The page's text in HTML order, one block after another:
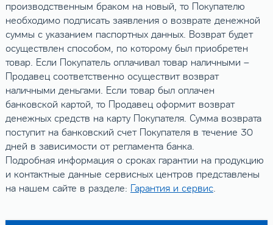
производственным браком на новый, то Покупателю
необходимо подписать заявления о возврате денежной
суммы с указанием паспортных данных. Возврат будет
осуществлен способом, по которому был приобретен
товар. Если Покупатель оплачивал товар наличными –
Продавец соответственно осуществит возврат
наличными деньгами. Если товар был оплачен
банковской картой, то Продавец оформит возврат
денежных средств на карту Покупателя. Сумма возврата
поступит на банковский счет Покупателя в течение 30
дней в зависимости от регламента банка.
Подробная информация о сроках гарантии на продукцию
и контактные данные сервисных центров представлены
на нашем сайте в разделе: Гарантия и сервис.